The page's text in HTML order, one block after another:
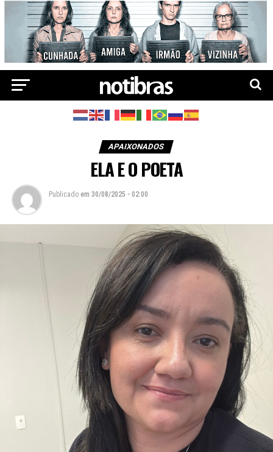
APAIXONADOS
ELA E O POETA
Publicado em 30/08/2025 - 02:00